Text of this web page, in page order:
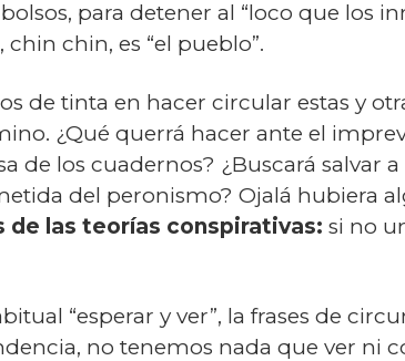
para detener al “loco que los
chin, es “el pueblo”.
de tinta en hacer circular estas y
¿Qué querrá hacer ante el
de los cuadernos? ¿Buscará salvar
del peronismo? Ojalá hubiera
de las teorías conspirativas: si no
“esperar y ver”, la frases de
no tenemos nada que ver ni